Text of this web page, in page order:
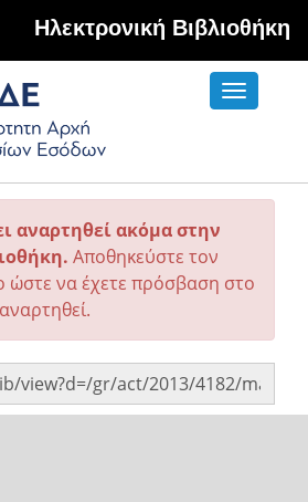
Hλεκτρονική Βιβλιοθήκη
Toggle
αναρτηθεί ακόμα στην
Αποθηκεύστε τον
να έχετε πρόσβαση στο